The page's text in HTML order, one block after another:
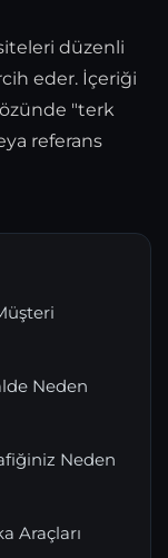
düzenli
eder. İçeriği
"terk
referans
Neden
Neden
Araçları